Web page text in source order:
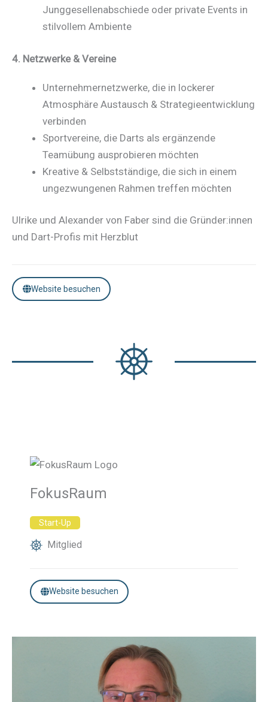
Junggesellenabschiede oder private Events in
stilvollem Ambiente
4. Netzwerke & Vereine
Unternehmernetzwerke, die in lockerer
Atmosphäre Austausch & Strategieentwicklung
verbinden
Sportvereine, die Darts als ergänzende
Teamübung ausprobieren möchten
Kreative & Selbstständige, die sich in einem
ungezwungenen Rahmen treffen möchten
Ulrike und Alexander von Faber sind die Gründer:innen
und Dart-Profis mit Herzblut
Website besuchen
FokusRaum
Start-Up
Mitglied
Website besuchen